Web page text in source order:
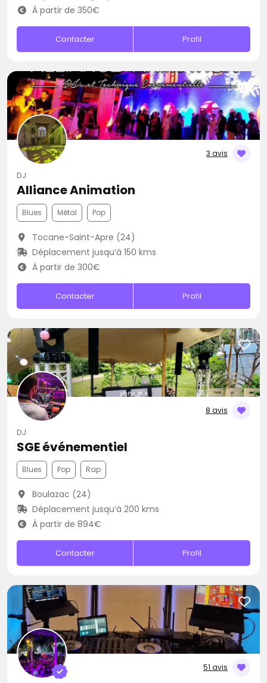
À partir de 350€
Contacter Profil
3 avis
DJ
Alliance Animation
Blues Métal Pop
Tocane-Saint-Apre (24)
Déplacement jusqu’à 150 kms
À partir de 300€
Contacter Profil
8 avis
DJ
SGE événementiel
Blues Pop Rap
Boulazac (24)
Déplacement jusqu’à 200 kms
À partir de 894€
Contacter Profil
51 avis